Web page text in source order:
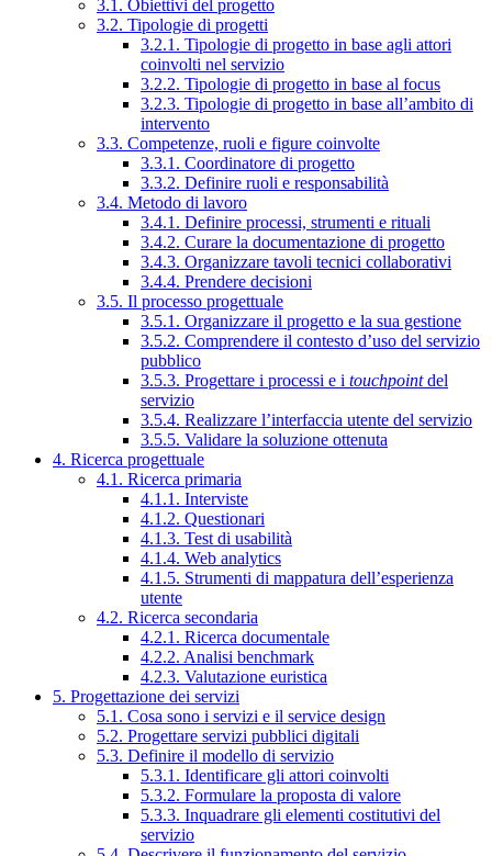
3.1. Obiettivi del progetto
3.2. Tipologie di progetti
3.2.1. Tipologie di progetto in base agli attori
coinvolti nel servizio
3.2.2. Tipologie di progetto in base al focus
3.2.3. Tipologie di progetto in base all’ambito di
intervento
3.3. Competenze, ruoli e figure coinvolte
3.3.1. Coordinatore di progetto
3.3.2. Definire ruoli e responsabilità
3.4. Metodo di lavoro
3.4.1. Definire processi, strumenti e rituali
3.4.2. Curare la documentazione di progetto
3.4.3. Organizzare tavoli tecnici collaborativi
3.4.4. Prendere decisioni
3.5. Il processo progettuale
3.5.1. Organizzare il progetto e la sua gestione
3.5.2. Comprendere il contesto d’uso del servizio
pubblico
3.5.3. Progettare i processi e i touchpointdel
servizio
3.5.4. Realizzare l’interfaccia utente del servizio
3.5.5. Validare la soluzione ottenuta
4. Ricerca progettuale
4.1. Ricerca primaria
4.1.1. Interviste
4.1.2. Questionari
4.1.3. Test di usabilità
4.1.4. Web analytics
4.1.5. Strumenti di mappatura dell’esperienza
utente
4.2. Ricerca secondaria
4.2.1. Ricerca documentale
4.2.2. Analisi benchmark
4.2.3. Valutazione euristica
5. Progettazione dei servizi
5.1. Cosa sono i servizi e il service design
5.2. Progettare servizi pubblici digitali
5.3. Definire il modello di servizio
5.3.1. Identificare gli attori coinvolti
5.3.2. Formulare la proposta di valore
5.3.3. Inquadrare gli elementi costitutivi del
servizio